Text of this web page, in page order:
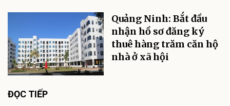
Quảng Ninh: Bắt đầu
nhận hồ sơ đăng ký
thuê hàng trăm căn hộ
nhà ở xã hội
ĐỌC TIẾP